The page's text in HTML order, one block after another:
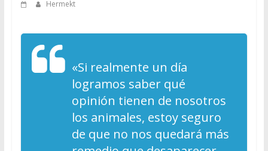
Hermekt
«Si realmente un día
logramos saber qué
opinión tienen de nosotros
los animales, estoy seguro
de que no nos quedará más